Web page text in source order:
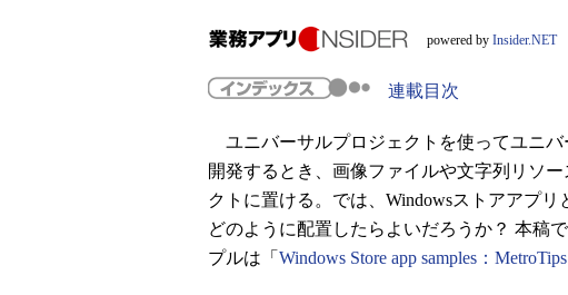
powered by Insider.NET
連載目次
ユニバーサルプロジェクトを使ってユニバ
開発するとき、画像ファイルや文字列リソ
クトに置ける。では、Windowsストアアプリ
どのように配置したらよいだろうか？ 本稿
プルは「 Windows Store app samples：